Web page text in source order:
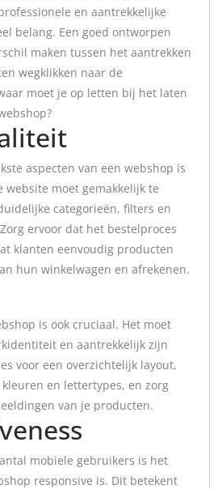
en aantrekkelijke
belang. Een goed ontworpen
maken tussen het aantrekken
wegklikken naar de
moet je op letten bij het laten
aspecten van een webshop is
moet gemakkelijk te
categorieën, filters en
ervoor dat het bestelproces
klanten eenvoudig producten
hun winkelwagen en afrekenen.
is ook cruciaal. Het moet
en aantrekkelijk zijn
voor een overzichtelijk layout,
en lettertypes, en zorg
van je producten.
mobiele gebruikers is het
responsive is. Dit betekent